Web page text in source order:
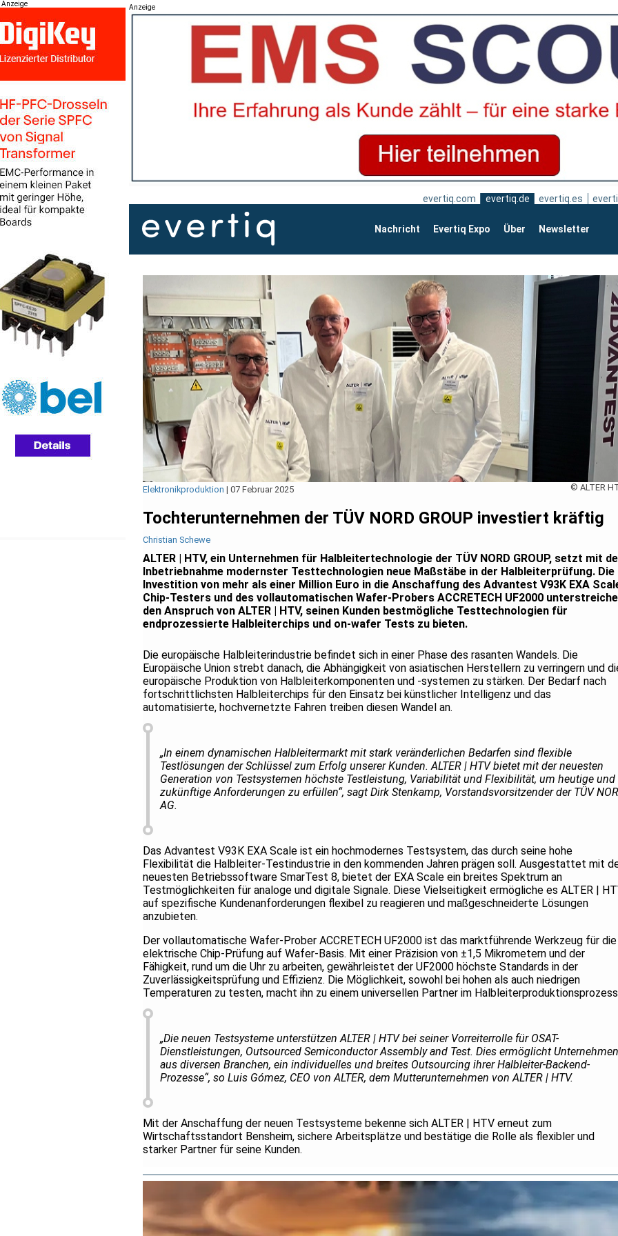
Anzeige Anzeige
evertiq.com evertiq.de evertiq.es
Nachricht Evertiq Expo Über Newsletter
© ALTER
Elektronikproduktion | 07 Februar 2025
Tochterunternehmen der TÜV NORD GROUP investiert kräftig
Christian Schewe
ALTER | HTV, ein Unternehmen für Halbleitertechnologie der TÜV NORD GROUP, setzt mit
Inbetriebnahme modernster Testtechnologien neue Maßstäbe in der Halbleiterprüfung. Die
Investition von mehr als einer Million Euro in die Anschaffung des Advantest V93K EXA
Chip-Testers und des vollautomatischen Wafer-Probers ACCRETECH UF2000 unterstreiche
den Anspruch von ALTER | HTV, seinen Kunden bestmögliche Testtechnologien für
endprozessierte Halbleiterchips und on-wafer Tests zu bieten.
Die europäische Halbleiterindustrie befindet sich in einer Phase des rasanten Wandels. Die
Europäische Union strebt danach, die Abhängigkeit von asiatischen Herstellern zu verringern und
europäische Produktion von Halbleiterkomponenten und -systemen zu stärken. Der Bedarf nach
fortschrittlichsten Halbleiterchips für den Einsatz bei künstlicher Intelligenz und das
automatisierte, hochvernetzte Fahren treiben diesen Wandel an.
„In einem dynamischen Halbleitermarkt mit stark veränderlichen Bedarfen sind flexible
Testlösungen der Schlüssel zum Erfolg unserer Kunden. ALTER | HTV bietet mit der neuesten
Generation von Testsystemen höchste Testleistung, Variabilität und Flexibilität, um heutige und
zukünftige Anforderungen zu erfüllen“, sagt Dirk Stenkamp, Vorstandsvorsitzender der TÜV
AG.
Das Advantest V93K EXA Scale ist ein hochmodernes Testsystem, das durch seine hohe
Flexibilität die Halbleiter-Testindustrie in den kommenden Jahren prägen soll. Ausgestattet mit
neuesten Betriebssoftware SmarTest 8, bietet der EXA Scale ein breites Spektrum an
Testmöglichkeiten für analoge und digitale Signale. Diese Vielseitigkeit ermögliche es ALTER |
auf spezifische Kundenanforderungen flexibel zu reagieren und maßgeschneiderte Lösungen
anzubieten.
Der vollautomatische Wafer-Prober ACCRETECH UF2000 ist das marktführende Werkzeug für die
elektrische Chip-Prüfung auf Wafer-Basis. Mit einer Präzision von ±1,5 Mikrometern und der
Fähigkeit, rund um die Uhr zu arbeiten, gewährleistet der UF2000 höchste Standards in der
Zuverlässigkeitsprüfung und Effizienz. Die Möglichkeit, sowohl bei hohen als auch niedrigen
Temperaturen zu testen, macht ihn zu einem universellen Partner im
„Die neuen Testsysteme unterstützen ALTER | HTV bei seiner Vorreiterrolle für OSAT-
Dienstleistungen, Outsourced Semiconductor Assembly and Test. Dies ermöglicht Unternehmen
aus diversen Branchen, ein individuelles und breites Outsourcing ihrer Halbleiter-Backend-
Prozesse“, so Luis Gómez, CEO von ALTER, dem Mutterunternehmen von ALTER | HTV.
Mit der Anschaffung der neuen Testsysteme bekenne sich ALTER | HTV erneut zum
Wirtschaftsstandort Bensheim, sichere Arbeitsplätze und bestätige die Rolle als flexibler und
starker Partner für seine Kunden.